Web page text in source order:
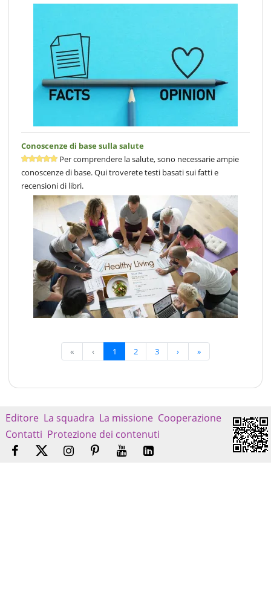
Conoscenze di base sulla salute
Per comprendere la salute, sono necessarie ampie
conoscenze di base. Qui troverete testi basati sui fatti e
recensioni di libri.
« ‹ 1 2 3 › »
Editore La squadra La missione Cooperazione
Contatti Protezione dei contenuti